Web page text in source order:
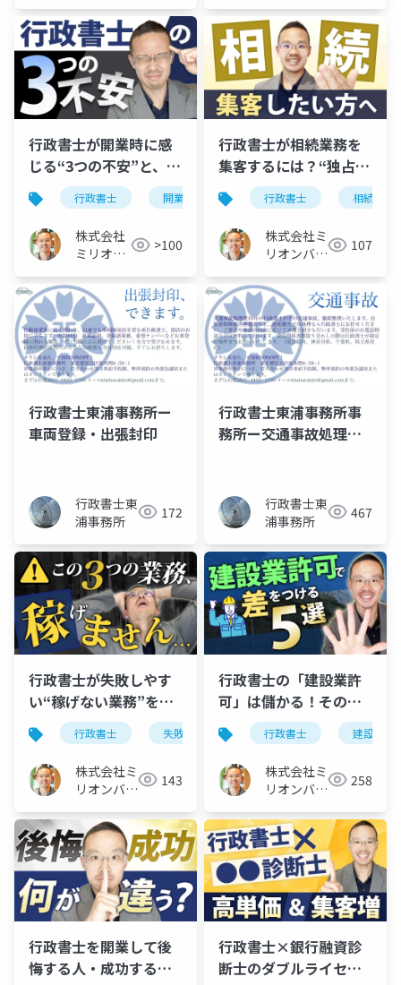
行政書士が開業時に感
じる“3つの不安”と、そ
の乗り越え方
行政書士 開業 不安
株式会社
ミリオン
>100
行政書士が相続業務を
集客するには？“独占業
務じゃなくても売れ
る”見せ方の戦略
行政書士 相続
株式会社ミ
リオンバリ
107
行政書士東浦事務所ー
車両登録・出張封印
行政書士東
浦事務所
172
行政書士東浦事務所事
務所ー交通事故処理事
行政書士東
浦事務所
467
行政書士が失敗しやす
い“稼げない業務”を徹
底解説行政書士 失敗 業務
株式会社ミ
リオンバリ
143
行政書士の「建設業許
可」は儲かる！その理
由と差別化のコツ×５
行政書士 建設業許
株式会社ミ
リオンバリ
258
行政書士を開業して後
悔する人・成功する人
行政書士×銀行融資診
断士のダブルライセン